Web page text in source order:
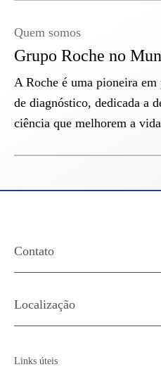
Grupo Roche no
Quem somos
A Roche é uma pioneira
de diagnóstico, dedicada a
ciência que melhorem a vida
Contato
Localização
Links úteis